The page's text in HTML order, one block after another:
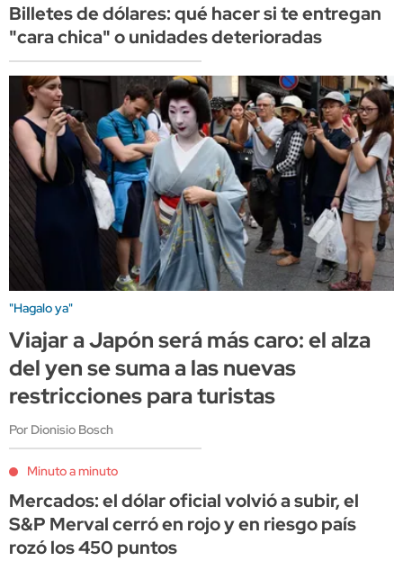
Billetes de dólares: qué hacer si te entregan
"cara chica" o unidades deterioradas
"Hagalo ya"
Viajar a Japón será más caro: el alza
del yen se suma a las nuevas
restricciones para turistas
Por Dionisio Bosch
Minuto a minuto
Mercados: el dólar oficial volvió a subir, el
S&P Merval cerró en rojo y en riesgo país
rozó los 450 puntos